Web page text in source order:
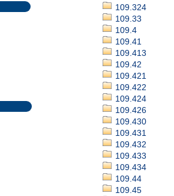
109.324
109.33
109.4
109.41
109.413
109.42
109.421
109.422
109.424
109.426
109.430
109.431
109.432
109.433
109.434
109.44
109.45